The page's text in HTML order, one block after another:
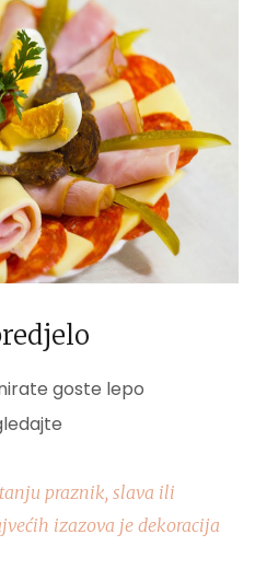
goste lepo
praznik, slava ili
izazova je dekoracija